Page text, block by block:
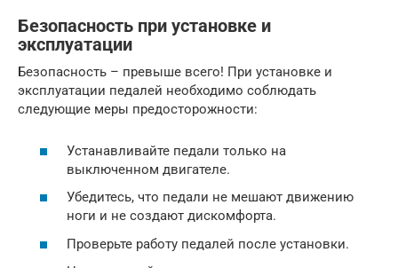
Безопасность при установке и
эксплуатации
Безопасность – превыше всего! При установке и
эксплуатации педалей необходимо соблюдать
следующие меры предосторожности:
Устанавливайте педали только на
выключенном двигателе.
Убедитесь, что педали не мешают движению
ноги и не создают дискомфорта.
Проверьте работу педалей после установки.